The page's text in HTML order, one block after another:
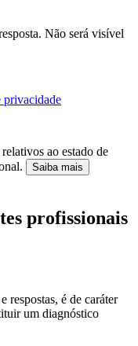
Não será visível
privacidade
ao estado de
Saiba mais
profissionais
respostas, é de caráter
um diagnóstico